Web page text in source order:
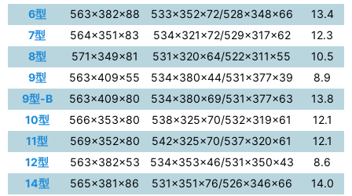
6型
563×382×88 533×352×72/528×348×66
13.4
7型
564×351×83 534×321×72/529×317×62
12.3
8型
571×349×81 531×320×64/522×311×55
10.5
9型
563×409×55 534×380×44/531×377×39
8.9
9型-B
563×409×80 534×380×69/531×377×63
13.8
10型
566×353×80 538×325×70/532×319×61
12.1
11型
569×352×80 542×325×70/537×320×61
12.1
12型
563×382×53 534×353×46/531×350×43
8.6
14型
565×381×86 531×351×76/526×346×66
14.0